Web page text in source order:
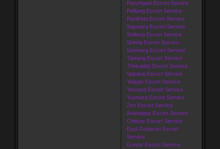
Panchgani Escort Service
Pelliang Escort Service
Ranikhet Escort Service
Saputara Escort Service
Shillong Escort Service
Shimla Escort Service
Sonmarg Escort Service
Tawang Escort Service
Thekaddy Escort Service
Valparai Escort Service
Yelagiri Escort Service
Yercaud Escort Service
Yusmarg Escort Service
Ziro Escort Service
Anantapur Escort Service
Chittoor Escort Service
East Godavari Escort
Service
Guntur Escort Service